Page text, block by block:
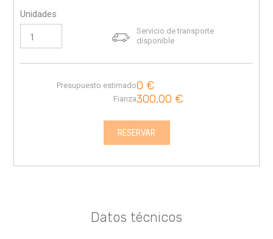
Unidades
Servicio de transporte
disponible
Presupuesto estimado0 €
Fianza300,00 €
RESERVAR
Datos técnicos